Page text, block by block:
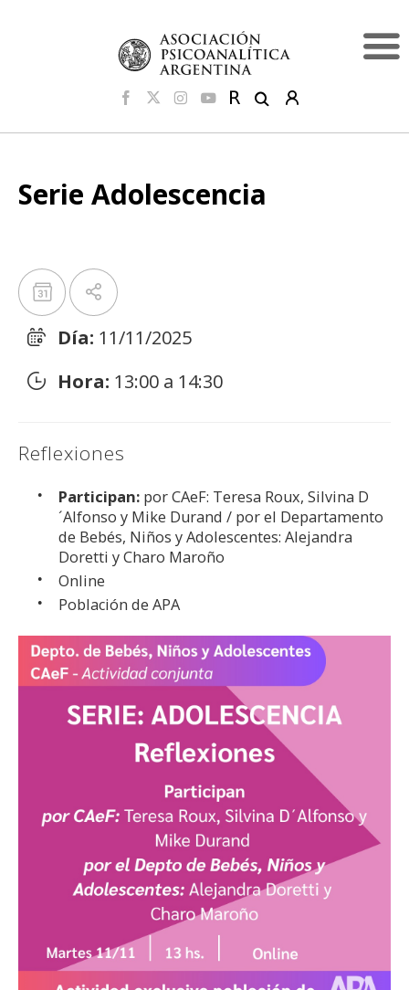
Serie Adolescencia
Día: 11/11/2025
Hora: 13:00 a 14:30
Reflexiones
Participan: por CAeF: Teresa Roux, Silvina D
´Alfonso y Mike Durand / por el Departamento
de Bebés, Niños y Adolescentes: Alejandra
Doretti y Charo Maroño
Online
Población de APA